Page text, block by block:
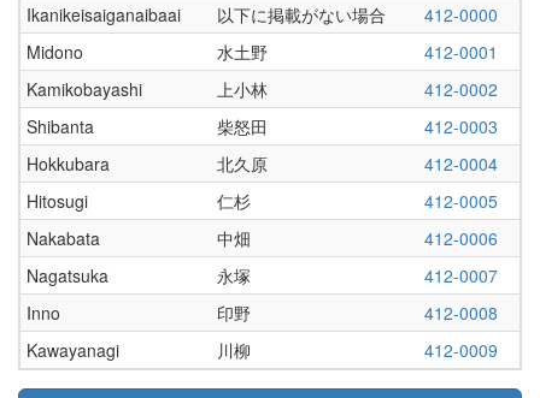
Ikanikeisaiganaibaai
以下に掲載がない場合
412-0000
Midono
水土野
412-0001
Kamikobayashi
上小林
412-0002
Shibanta
柴怒田
412-0003
Hokkubara
北久原
412-0004
Hitosugi
仁杉
412-0005
Nakabata
中畑
412-0006
Nagatsuka
永塚
412-0007
Inno
印野
412-0008
Kawayanagi
川柳 412-0009